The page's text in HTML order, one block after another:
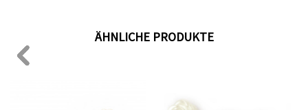
ÄHNLICHE PRODUKTE